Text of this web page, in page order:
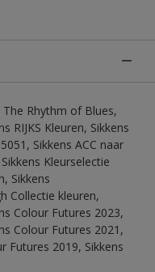
The Rhythm of Blues,
RIJKS Kleuren, Sikkens
Sikkens ACC naar
Kleurselectie
Sikkens
Collectie kleuren,
Colour Futures 2023,
Colour Futures 2021,
Futures 2019, Sikkens